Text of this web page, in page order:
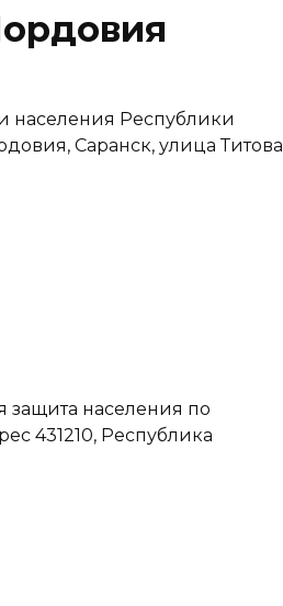
населения Республики
Саранск, улица Титова
защита населения по
431210, Республика